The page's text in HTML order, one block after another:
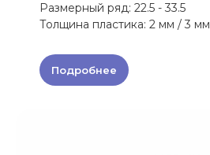
Размерный ряд: 22.5 - 33.5
Толщина пластика: 2 мм / 3 мм
Подробнее